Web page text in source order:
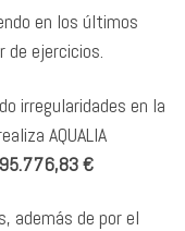
en los últimos
de ejercicios.
irregularidades en la
AQUALIA
95.776,83 €
además de por el